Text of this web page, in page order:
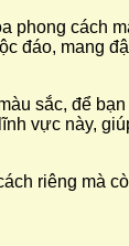
phong cách
đáo, mang
sắc, để bạn
vực này,
riêng mà